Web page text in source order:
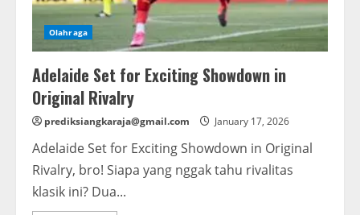
Olahraga
Adelaide Set for Exciting Showdown in
Original Rivalry
prediksiangkaraja@gmail.com January 17, 2026
Adelaide Set for Exciting Showdown in Original
Rivalry, bro! Siapa yang nggak tahu rivalitas
klasik ini? Dua...